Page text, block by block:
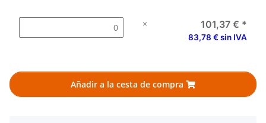
× 101,37 € *
83,78 € sin IVA
Añadir a la cesta de compra